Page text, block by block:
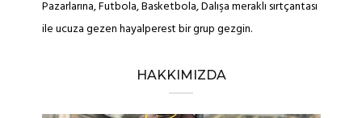
Pazarlarına, Futbola, Basketbola, Dalışa meraklı sırtçantası
ile ucuza gezen hayalperest bir grup gezgin.
HAKKIMIZDA